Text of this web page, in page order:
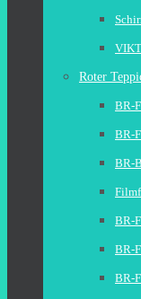
Roter
BR-
BR-
BR-
BR-
BR-
BR-